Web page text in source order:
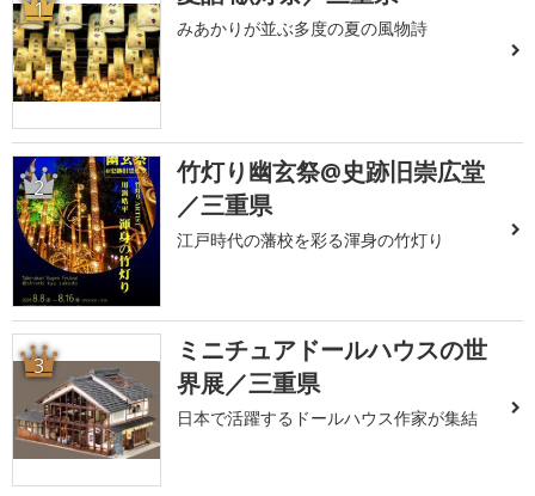
1
みあかりが並ぶ多度の夏の風物詩
2
竹灯り幽玄祭@史跡旧崇広堂
／三重県
江戸時代の藩校を彩る渾身の竹灯り
3
ミニチュアドールハウスの世
界展／三重県
日本で活躍するドールハウス作家が集結